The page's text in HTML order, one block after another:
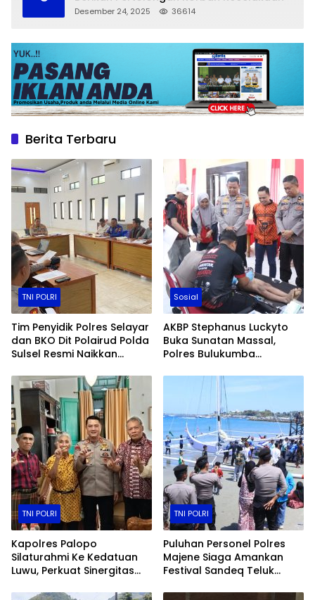
Desember 24, 2025 36614
Berita Terbaru
TNI POLRI
Tim Penyidik Polres Selayar
dan BKO Dit Polairud Polda
Sulsel Resmi Naikkan
Salsa ke Tahap Penyidikan
Sosial
AKBP Stephanus Luckyto
Buka Sunatan Massal,
Polres Bulukumba
Pemuda Pancasila
TNI POLRI
Kapolres Palopo
Silaturahmi Ke Kedatuan
Luwu, Perkuat Sinergitas
TNI POLRI
Puluhan Personel Polres
Majene Siaga Amankan
Festival Sandeq Teluk